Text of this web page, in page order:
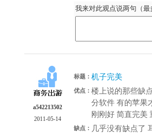
我来对此观点说两句（最
a542213502
2011-05-14
标题： 机子完美
优点： 楼上说的那些缺
分软件 有的苹果
刚刚好 简直完美
缺点： 几乎没有缺点了